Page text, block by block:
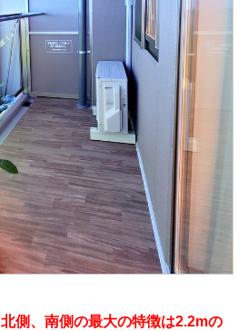
北側、南側の最大の特徴は2.2mの